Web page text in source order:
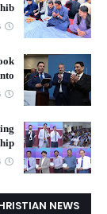
NEWS